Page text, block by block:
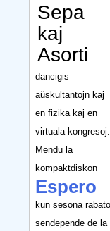
Sepa
kaj
Asorti
dancigis
aŭskultantojn kaj
en fizika kaj en
virtuala kongresoj.
Mendu la
kompaktdiskon
Espero
kun sesona rabato
sendepende de la